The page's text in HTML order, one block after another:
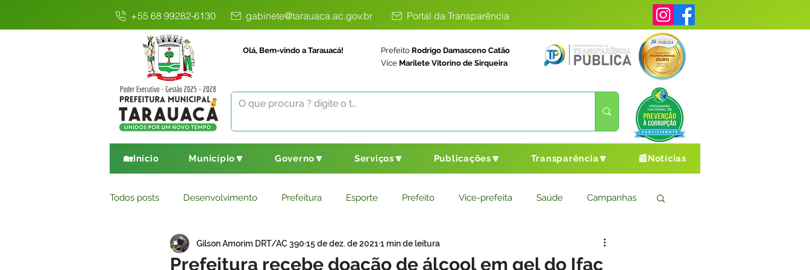
+55 68 99282-6130 gabinete@tarauaca.ac.gov.br Portal da Transparência
Olá, Bem-vindo a Tarauacá! Prefeito Rodrigo Damasceno Catão
Vice Marilete Vitorino de Sirqueira
🏡Início Município🔽 Governo🔽 Serviços🔽 Publicações🔽 Transparência🔽 📰Notícias
Todos posts Desenvolvimento Prefeitura Esporte Prefeito Vice-prefeita Saúde Campanhas
Comunicado Educação Saneamento Básico Agricultura Cultura e Esporte
Prefeitura recebe doação de álcool em gel do Ifac
Gilson Amorim DRT/AC 390 15 de dez. de 20211 min de leitura